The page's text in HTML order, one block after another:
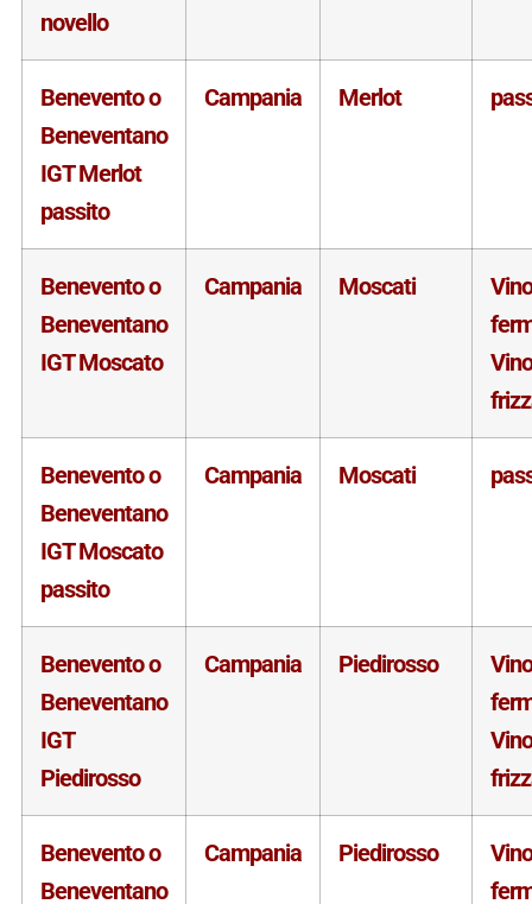
novello
Benevento o
Beneventano
IGT Merlot
passito
Campania Merlot
Benevento o
Beneventano
IGT Moscato
Campania Moscati
Vino
Vino
Benevento o
Beneventano
IGT Moscato
passito
Campania Moscati
Benevento o
Beneventano
IGT
Piedirosso
Campania Piedirosso
Vino
Vino
Benevento o
Beneventano
Campania Piedirosso
Vino